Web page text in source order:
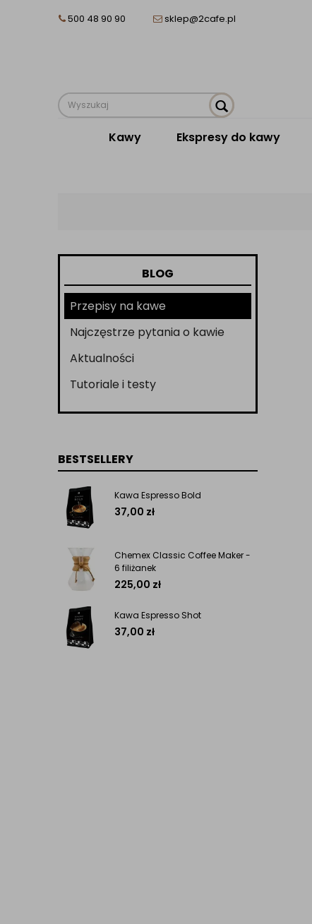
500 48 90 90 sklep@2cafe.pl
Kawy Ekspresy do kawy
BLOG
Przepisy na kawe
Najczęstrze pytania o kawie
Aktualności
Tutoriale i testy
BESTSELLERY
Kawa Espresso Bold
37,00 zł
Chemex Classic Coffee Maker -
6 filiżanek
225,00 zł
Kawa Espresso Shot
37,00 zł